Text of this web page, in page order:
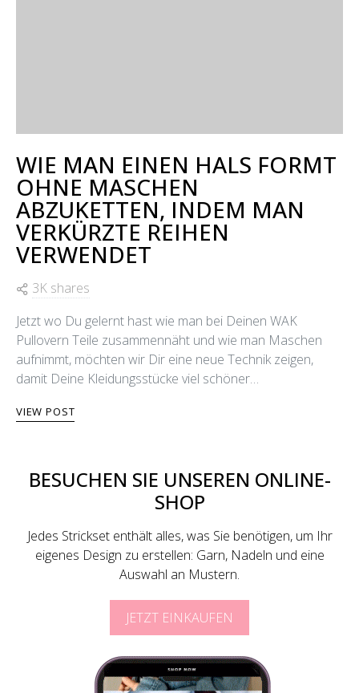
WIE MAN EINEN HALS FORMT
OHNE MASCHEN
ABZUKETTEN, INDEM MAN
VERKÜRZTE REIHEN
VERWENDET
3K shares
Jetzt wo Du gelernt hast wie man bei Deinen WAK
Pullovern Teile zusammennäht und wie man Maschen
aufnimmt, möchten wir Dir eine neue Technik zeigen,
damit Deine Kleidungsstücke viel schöner…
VIEW POST
BESUCHEN SIE UNSEREN ONLINE-
SHOP
Jedes Strickset enthält alles, was Sie benötigen, um Ihr
eigenes Design zu erstellen: Garn, Nadeln und eine
Auswahl an Mustern.
JETZT EINKAUFEN